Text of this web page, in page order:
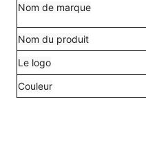
Nom de marque
Nom du produit
Le logo
Couleur